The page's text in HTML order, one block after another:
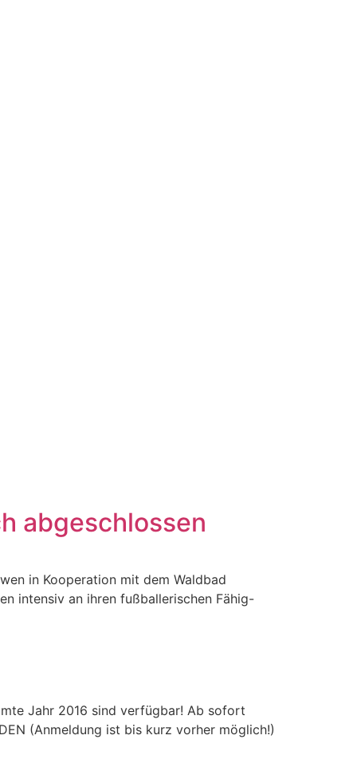
abgeschlossen
in Kooperation mit dem Waldbad
intensiv an ihren fußballerischen Fähig-
Jahr 2016 sind verfügbar! Ab sofort
(Anmeldung ist bis kurz vorher möglich!)